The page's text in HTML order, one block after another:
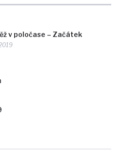
v poločase – Začátek